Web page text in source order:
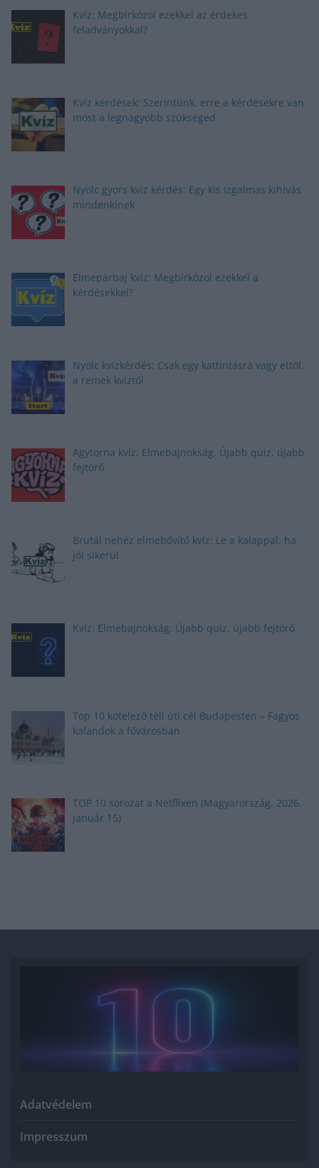
Kvíz: Megbirkózol ezekkel az érdekes
feladványokkal?
Kvíz kérdések: Szerintünk, erre a kérdésekre van
most a legnagyobb szükséged
Nyolc gyors kvíz kérdés: Egy kis izgalmas kihívás
mindenkinek
Elmepárbaj kvíz: Megbirkózol ezekkel a
kérdésekkel?
Nyolc kvízkérdés: Csak egy kattintásra vagy ettől,
a remek kvíztől
Agytorna kvíz: Elmebajnokság. Újabb quiz, újabb
fejtörő
Brutál nehéz elmebővítő kvíz: Le a kalappal, ha
jól sikerül
Kvíz: Elmebajnokság. Újabb quiz, újabb fejtörő
Top 10 kötelező téli úti cél Budapesten – Fagyos
kalandok a fővárosban
TOP 10 sorozat a Netflixen (Magyarország, 2026.
január 15)
Adatvédelem
Impresszum